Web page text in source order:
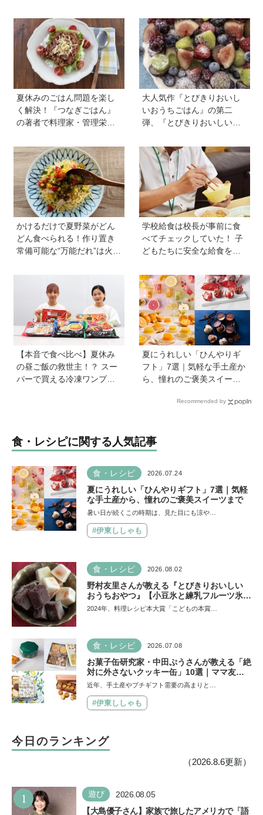
り！ 小学生でもお手伝いで
きる
自分へのご褒美に！
夏休みのごはん問題を楽し
く解決！『つなぎごはん』
の著者で料理家・管理栄養
る「子どもと一緒に楽しめ
る夏休みレシピ」
大人気作『とびきりおいし
いおうちごはん』の第二
弾、『とびきりおいしいお
よう【フローズンフルー
ツ】は簡単なのに華やか♡
かけるだけで夏野菜がどん
どん食べられる！作り置き
常備可能な“万能だれ”は火を
修】
学校給食は校長が事前に食
べてチェックしていた！ 子
どもたちに安全な給食を届
た「検食」の現場を取材
【本音で食べ比べ】夏休み
の昼ご飯の救世主！？ スー
パーで買える冷凍ワンプレ
夏にうれしい「ひんやりギ
フト」7選｜気軽な手土産か
ら、憧れのご褒美スイーツ
Recommended by
食・レシピに関する人気記事
食・レシピ 2026.07.24
夏にうれしい「ひんやりギフト」7選｜気軽
な手土産から、憧れのご褒美スイーツまで
暑い日が続くこの時期は、見た目にも涼や…
#伊東ししゃも
食・レシピ 2026.08.02
野村友里さんが教える『とびきりおいしい
おうちおやつ』【小豆氷と練乳フルーツ氷】
は暑い夏にぴったり！ 小学生でもお手伝い
2024年、料理レシピ本大賞「こどもの本賞…
食・レシピ 2026.07.08
お菓子缶研究家・中田ぷうさんが教える「絶
対に外さないクッキー缶」10選｜ママ友や
義実家への贈り物、自分へのご褒美に！
近年、手土産やプチギフト需要の高まりと…
#伊東ししゃも
今日のランキング
（2026.8.6更新）
1 遊び 2026.08.05
【大島優子さん】家族で旅したアメリカで「語